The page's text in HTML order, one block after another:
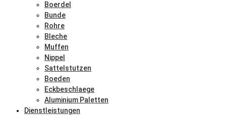
Boerdel
Bunde
Rohre
Bleche
Muffen
Nippel
Sattelstutzen
Boeden
Eckbeschlaege
Aluminium Paletten
Dienstleistungen